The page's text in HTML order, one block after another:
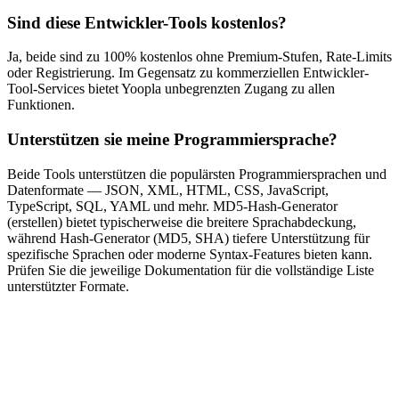
Sind diese Entwickler-Tools kostenlos?
Ja, beide sind zu 100% kostenlos ohne Premium-Stufen, Rate-Limits
oder Registrierung. Im Gegensatz zu kommerziellen Entwickler-
Tool-Services bietet Yoopla unbegrenzten Zugang zu allen
Funktionen.
Unterstützen sie meine Programmiersprache?
Beide Tools unterstützen die populärsten Programmiersprachen und
Datenformate — JSON, XML, HTML, CSS, JavaScript,
TypeScript, SQL, YAML und mehr. MD5-Hash-Generator
(erstellen) bietet typischerweise die breitere Sprachabdeckung,
während Hash-Generator (MD5, SHA) tiefere Unterstützung für
spezifische Sprachen oder moderne Syntax-Features bieten kann.
Prüfen Sie die jeweilige Dokumentation für die vollständige Liste
unterstützter Formate.